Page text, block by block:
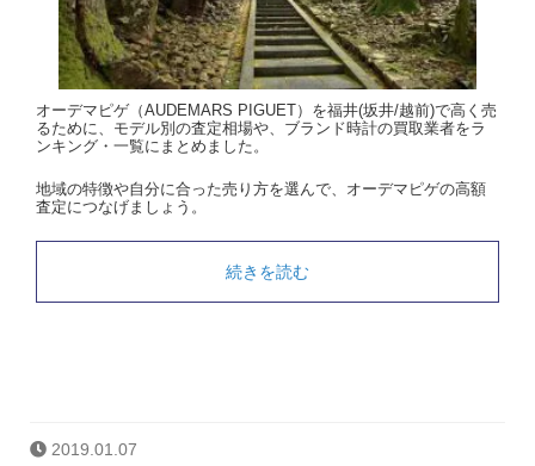
オーデマピゲ（AUDEMARS PIGUET）を福井(坂井/越前)で高く売
るために、モデル別の査定相場や、ブランド時計の買取業者をラ
ンキング・一覧にまとめました。
地域の特徴や自分に合った売り方を選んで、オーデマピゲの高額
査定につなげましょう。
続きを読む
2019.01.07